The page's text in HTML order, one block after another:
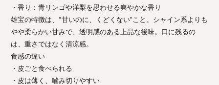
・香り：青リンゴや洋梨を思わせる爽やかな香り
雄宝の特徴は、“甘いのに、くどくない”こと。シャイン系よりも
やや柔らかい甘みで、透明感のある上品な後味。口に残るの
は、重さではなく清涼感。
食感の違い
・皮ごと食べられる
・皮は薄く、噛み切りやすい